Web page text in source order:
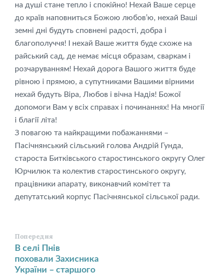
на душі стане тепло і спокійно! Нехай Ваше серце
до країв наповниться Божою любов’ю, нехай Ваші
земні дні будуть сповнені радості, добра і
благополуччя! І нехай Ваше життя буде схоже на
райський сад, де немає місця образам, сваркам і
розчаруванням! Нехай дорога Вашого життя буде
рівною і прямою, а супутниками Вашими вірними
нехай будуть Віра, Любов і вічна Надія! Божої
допомоги Вам у всіх справах і починаннях! На многії
і благії літа!
З повагою та найкращими побажаннями –
Пасічнянський сільський голова Андрій Гунда,
староста Битківського старостинського округу Олег
Юрчилюк та колектив старостинського округу,
працівники апарату, виконавчий комітет та
депутатський корпус Пасічнянської сільської ради.
Попередня
В селі Пнів
поховали Захисника
України – старшого